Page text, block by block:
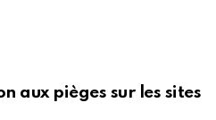
aux pièges sur les sites